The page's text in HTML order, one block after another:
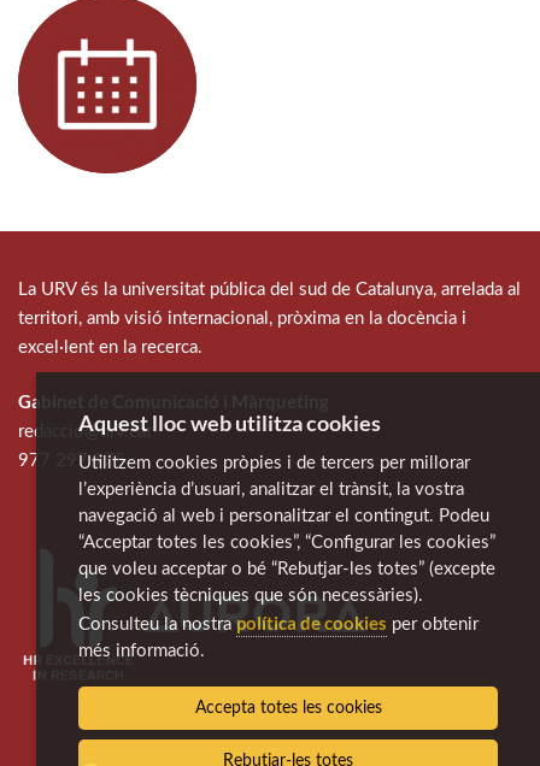
La URV és la universitat pública del sud de Catalunya, arrelada al
territori, amb visió internacional, pròxima en la docència i
excel·lent en la recerca.
Gabinet de Comunicació i Màrqueting
redaccio@urv.cat
977 297 975
Aquest lloc web utilitza cookies
Utilitzem cookies pròpies i de tercers per millorar
l’experiència d’usuari, analitzar el trànsit, la vostra
navegació al web i personalitzar el contingut. Podeu
“Acceptar totes les cookies”, “Configurar les cookies”
que voleu acceptar o bé “Rebutjar-les totes” (excepte
les cookies tècniques que són necessàries).
Consulteu la nostra política de cookies per obtenir
més informació.
Accepta totes les cookies
Rebutjar-les totes